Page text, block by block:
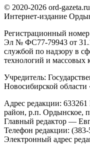
© 2020-2026 ord-
Интернет-издание
Регистрационный номер
Эл № ФС77-79943 от
службой по надзору в
технологий и массовых
Учредитель:
Новосибирской
Адрес редакции:
район, р.п. Ордынское,
Главный редактор —
Телефон редакции:
Электронный адрес